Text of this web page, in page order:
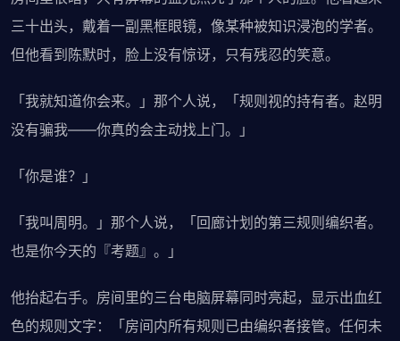
三十出头，戴着一副黑框眼镜，像某种被知识浸泡的学者。
但他看到陈默时，脸上没有惊讶，只有残忍的笑意。
「我就知道你会来。」那个人说，「规则视的持有者。赵明
没有骗我——你真的会主动找上门。」
「你是谁？」
「我叫周明。」那个人说，「回廊计划的第三规则编织者。
也是你今天的『考题』。」
他抬起右手。房间里的三台电脑屏幕同时亮起，显示出血红
色的规则文字：「房间内所有规则已由编织者接管。任何未